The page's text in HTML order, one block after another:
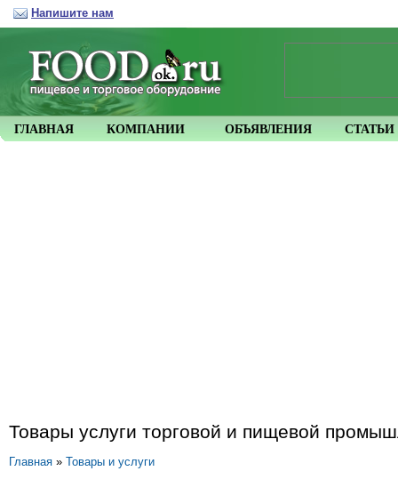
Товары услуги торговой и пищевой
Главная » Товары и услуги
ГЛАВНАЯ КОМПАНИИ ОБЪЯВЛЕНИЯ СТАТЬИ
Напишите нам